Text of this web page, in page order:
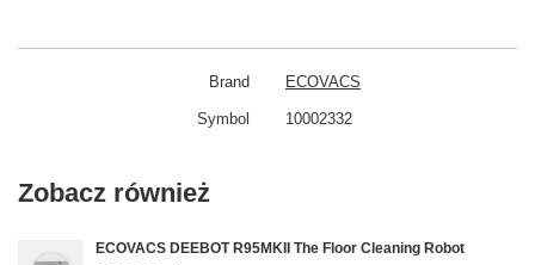
Brand ECOVACS
Symbol 10002332
Zobacz również
ECOVACS DEEBOT R95MKII The Floor Cleaning Robot